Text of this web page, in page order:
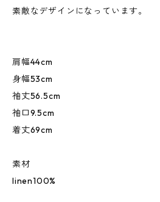
素敵なデザインになっています。
肩幅44cm
身幅53cm
袖丈56.5cm
袖口9.5cm
着丈69cm
素材
linen100%